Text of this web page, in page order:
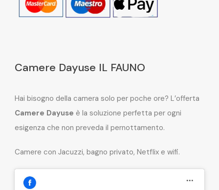
Camere Dayuse IL FAUNO
Hai bisogno della camera solo per poche ore? L’offerta
Camere Dayuse è la soluzione perfetta per ogni
esigenza che non preveda il pernottamento.
Camere con Jacuzzi, bagno privato, Netflix e wifi.